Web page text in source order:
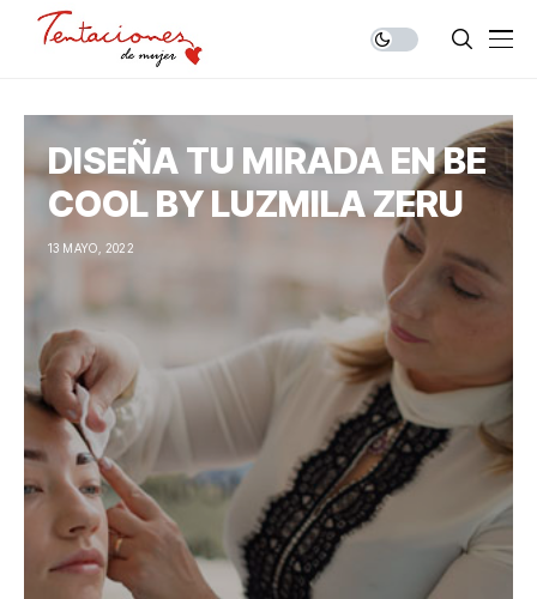
DISEÑA TU MIRADA EN BE
COOL BY LUZMILA ZERU
13 MAYO, 2022